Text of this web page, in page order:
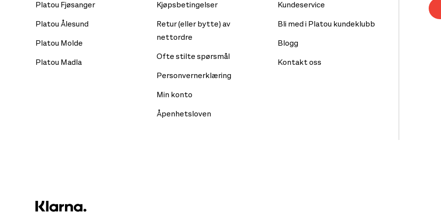
Platou Fjøsanger
Platou Ålesund
Platou Molde
Platou Madla
Kjøpsbetingelser
Retur (eller bytte) av
nettordre
Ofte stilte spørsmål
Personvernerklæring
Min konto
Åpenhetsloven
Kundeservice
Bli med i Platou kundeklubb
Blogg
Kontakt oss